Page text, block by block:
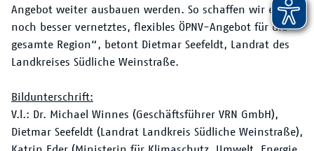
Angebot weiter ausbauen werden. So schaffen wir ein
noch besser vernetztes, flexibles ÖPNV-Angebot für die
gesamte Region“, betont Dietmar Seefeldt, Landrat des
Landkreises Südliche Weinstraße.
Bildunterschrift:
V.l.: Dr. Michael Winnes (Geschäftsführer VRN GmbH),
Dietmar Seefeldt (Landrat Landkreis Südliche Weinstraße),